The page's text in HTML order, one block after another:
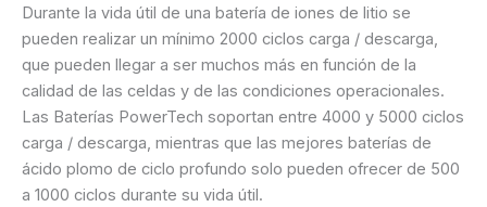
Durante la vida útil de una batería de iones de litio se
pueden realizar un mínimo 2000 ciclos carga / descarga,
que pueden llegar a ser muchos más en función de la
calidad de las celdas y de las condiciones operacionales.
Las Baterías PowerTech soportan entre 4000 y 5000 ciclos
carga / descarga, mientras que las mejores baterías de
ácido plomo de ciclo profundo solo pueden ofrecer de 500
a 1000 ciclos durante su vida útil.